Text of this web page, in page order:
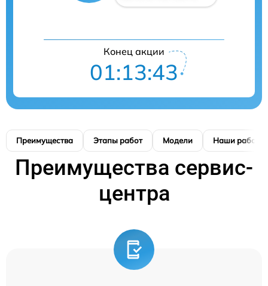
Конец акции
01:13:42
Преимущества Этапы работ Модели Наши работы
Преимущества сервис-
центра